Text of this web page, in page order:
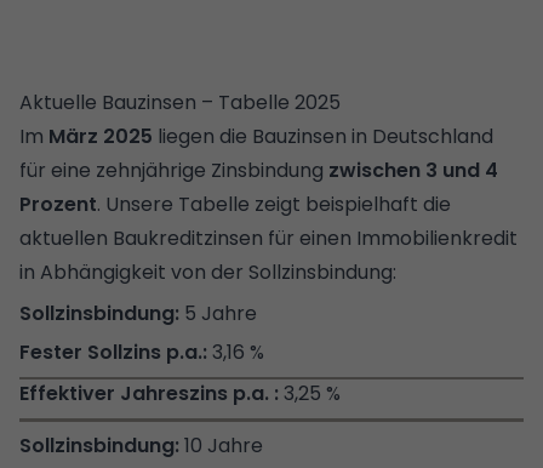
Aktuelle Bauzinsen – Tabelle 2025
Im März 2025 liegen die Bauzinsen in Deutschland
für eine zehnjährige Zinsbindung zwischen 3 und 4
Prozent. Unsere Tabelle zeigt beispielhaft die
aktuellen Baukreditzinsen für einen Immobilienkredit
in Abhängigkeit von der Sollzinsbindung:
5 Jahre
3,16 %
3,25 %
10 Jahre